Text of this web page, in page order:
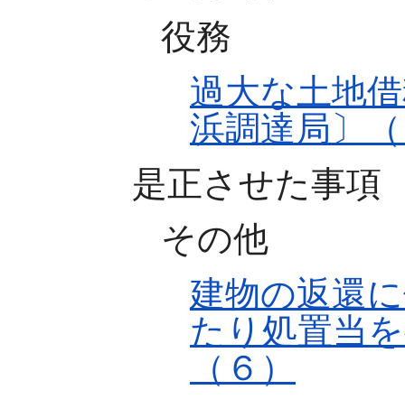
役務
過大な土地
浜調達局〕
是正させた事項
その他
建物の返還
たり処置当
（６）